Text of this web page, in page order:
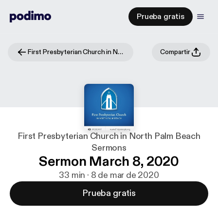
Prueba gratis
First Presbyterian Church in North Palm Beach Sermons Compartir
First Presbyterian Church in North Palm Beach
Sermons
Sermon March 8, 2020
33 min · 8 de mar de 2020
Prueba gratis